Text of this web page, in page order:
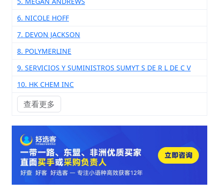
6. NICOLE HOFF
7. DEVON JACKSON
8. POLYMERLINE
9. SERVICIOS Y SUMINISTROS SUMYT S DE R L DE C V
10. HK CHEM INC
查看更多